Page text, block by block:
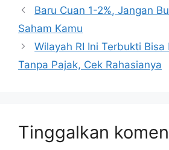
Baru Cuan 1-2%, Jangan
Saham Kamu
Wilayah RI Ini Terbukti Bisa
Tanpa Pajak, Cek Rahasianya
Tinggalkan